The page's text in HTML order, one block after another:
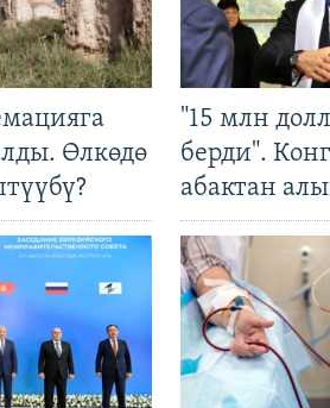
Өлкөдө
"15 млн
берди".
абактан